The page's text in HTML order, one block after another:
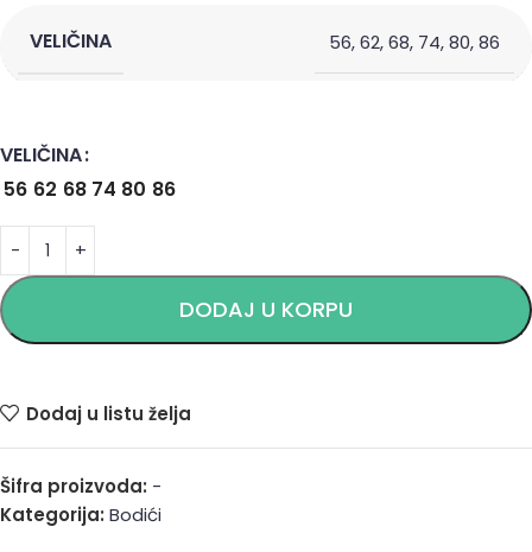
VELIČINA 56,62,68, 74,80,86
VELIČINA
56 62 68 74 80 86
DODAJ U KORPU
Alternative:
Dodaj u listu želja
Šifra proizvoda: -
Kategorija: Bodići